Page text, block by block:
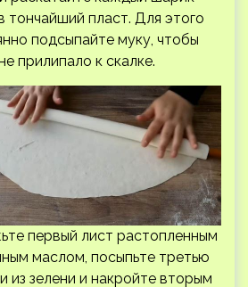
тончайший пласт. Для этого
подсыпайте муку, чтобы
прилипало к скалке.
первый лист растопленным
маслом, посыпьте третью
из зелени и накройте вторым